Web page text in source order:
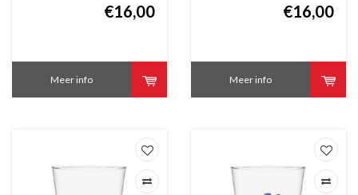
€16,00
Meer info
€16,00
Meer info